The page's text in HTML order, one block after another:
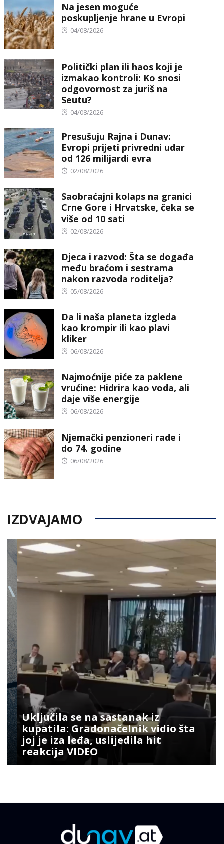
Na jesen moguće
poskupljenje hrane u Evropi
Posted
04/08/2026
Politički plan ili haos koji je
izmakao kontroli: Ko snosi
odgovornost za juriš na
Seutu?
Posted
04/08/2026
Presušuju Rajna i Dunav:
Evropi prijeti privredni udar
od 126 milijardi evra
Posted
02/08/2026
Saobraćajni kolaps na granici
Crne Gore i Hrvatske, čeka se
više od 10 sati
Posted
02/08/2026
Djeca i razvod: Šta se događa
među braćom i sestrama
nakon razvoda roditelja?
Posted
05/08/2026
Da li naša planeta izgleda
kao krompir ili kao plavi
kliker
Posted
06/08/2026
Najmoćnije piće za paklene
vrućine: Hidrira kao voda, ali
daje više energije
Posted
06/08/2026
Njemački penzioneri rade i
do 74. godine
Posted
06/08/2026
IZDVAJAMO
Uključila se na sastanak iz
kupatila: Gradonačelnik vidio šta
joj je iza leđa, uslijedila hit
reakcija VIDEO